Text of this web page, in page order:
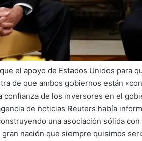
el apoyo de Estados Unidos para
de que ambos gobiernos están
confianza de los inversores en el
de noticias Reuters había
una asociación sólida
nación que siempre quisimos